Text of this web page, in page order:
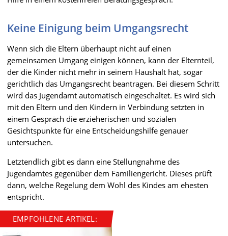
Keine Einigung beim Umgangsrecht
Wenn sich die Eltern überhaupt nicht auf einen
gemeinsamen Umgang einigen können, kann der Elternteil,
der die Kinder nicht mehr in seinem Haushalt hat, sogar
gerichtlich das Umgangsrecht beantragen. Bei diesem Schritt
wird das Jugendamt automatisch eingeschaltet. Es wird sich
mit den Eltern und den Kindern in Verbindung setzten in
einem Gespräch die erzieherischen und sozialen
Gesichtspunkte für eine Entscheidungshilfe genauer
untersuchen.
Letztendlich gibt es dann eine Stellungnahme des
Jugendamtes gegenüber dem Familiengericht. Dieses prüft
dann, welche Regelung dem Wohl des Kindes am ehesten
entspricht.
EMPFOHLENE ARTIKEL: